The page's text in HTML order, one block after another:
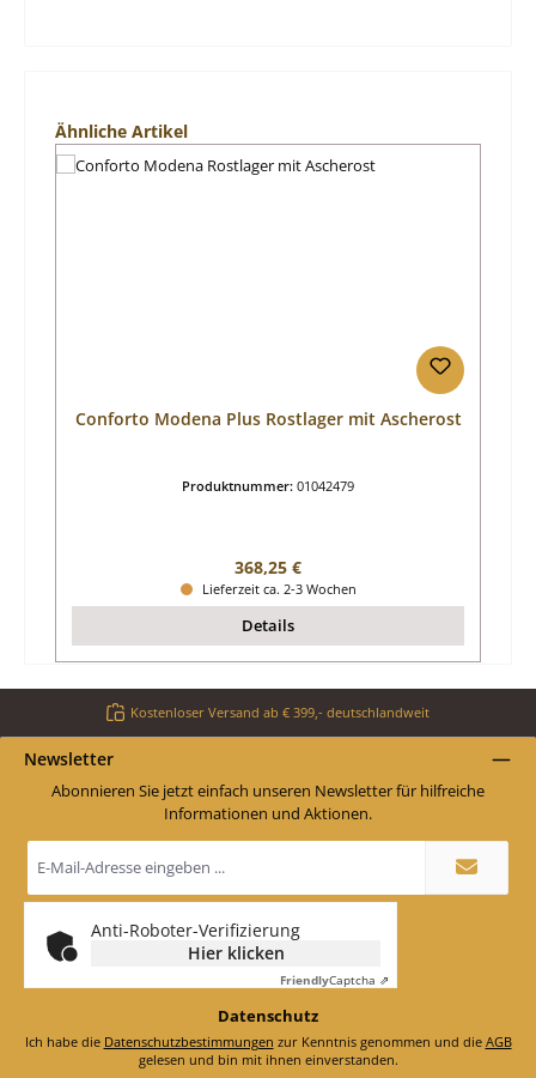
Produktgalerie überspringen
Ähnliche Artikel
Conforto Modena Plus Rostlager mit Ascherost
Produktnummer: 01042479
Regulärer Preis:
368,25 €
Lieferzeit ca. 2-3 Wochen
Details
Kostenloser Versand ab € 399,- deutschlandweit
Newsletter
Abonnieren Sie jetzt einfach unseren Newsletter für hilfreiche
Informationen und Aktionen.
Mail-
*
Anti-Roboter-Verifizierung
Hier klicken
FriendlyCaptcha ⇗
Datenschutz
Ich habe die Datenschutzbestimmungen zur Kenntnis genommen und die AGB
gelesen und bin mit ihnen einverstanden.